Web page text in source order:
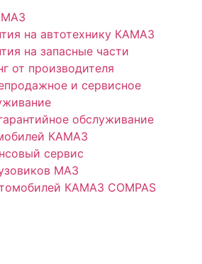
на автотехнику КАМАЗ
на запасные части
от производителя
и сервисное
обслуживание
КАМАЗ
сервис
МАЗ
КАМАЗ COMPAS